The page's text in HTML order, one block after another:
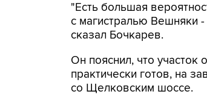
"Есть большая
с магистралью Вешняки
сказал Бочкарев.
Он пояснил, что
практически готов, на
со Щелковским шоссе.